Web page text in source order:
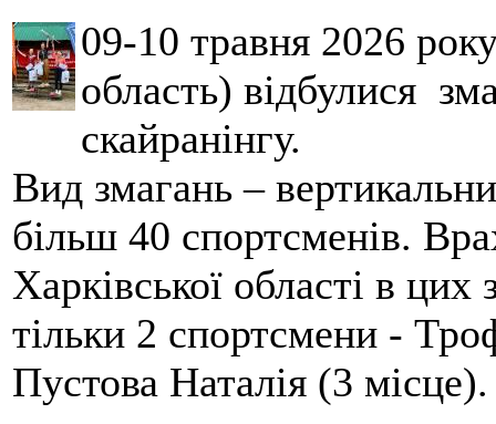
09-10 травня 2026
область) відбулися
скайранінгу.
Вид змагань –
більш 40 спортсменів.
Харківської області в
тільки 2 спортсмени -
Пустова Наталія (3 місце).